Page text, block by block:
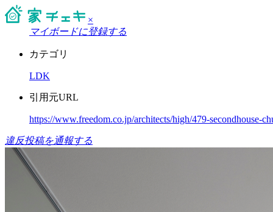
×
マイボードに登録する
カテゴリ
LDK
引用元URL
https://www.freedom.co.jp/architects/high/479-secondhouse-
違反投稿を通報する